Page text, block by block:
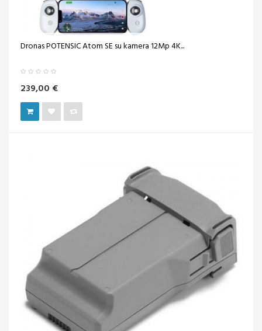
Dronas POTENSIC Atom SE su kamera 12Mp 4K...
239,00 €